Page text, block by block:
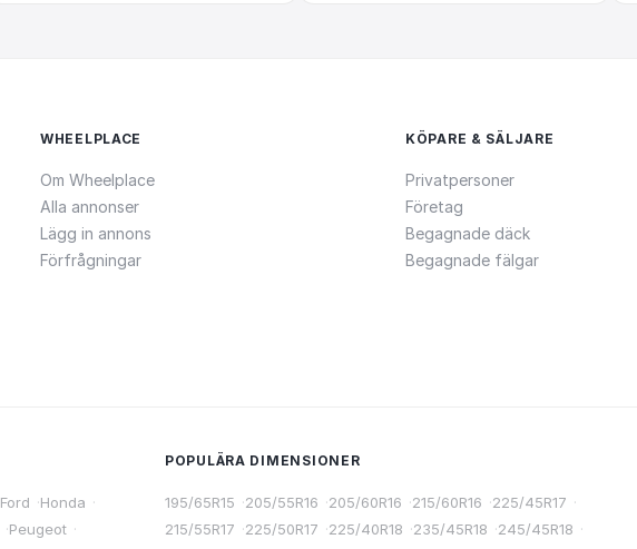
WHEELPLACE
Om Wheelplace
Alla annonser
Lägg in annons
Förfrågningar
KÖPARE & SÄLJARE
Privatpersoner
Företag
Begagnade däck
Begagnade fälgar
Ford ·Honda ·
·Peugeot ·
POPULÄRA DIMENSIONER
195/65R15 ·205/55R16 ·205/60R16 ·215/60R16 ·225/45R17 ·
215/55R17 ·225/50R17 ·225/40R18 ·235/45R18 ·245/45R18 ·